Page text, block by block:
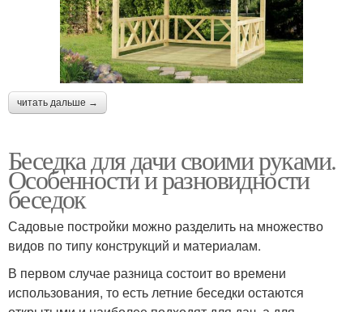
читать дальше →
Беседка для дачи своими руками.
Особенности и разновидности
беседок
Садовые постройки можно разделить на множество
видов по типу конструкций и материалам.
В первом случае разница состоит во времени
использования, то есть летние беседки остаются